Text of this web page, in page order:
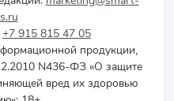
+7 915 815 47 05
продукции,
N436-ФЗ «О защите
вред их здоровью